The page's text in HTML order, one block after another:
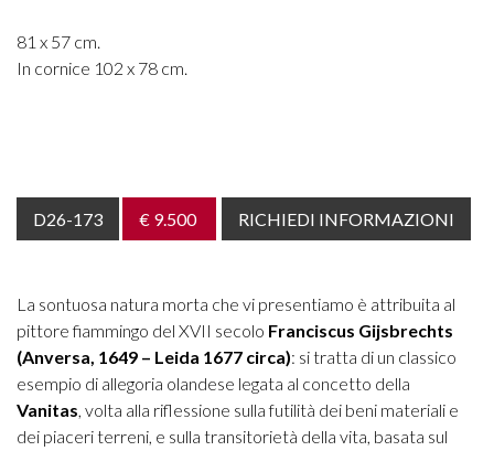
81 x 57 cm.
In cornice 102 x 78 cm.
D26-173 € 9.500 RICHIEDI INFORMAZIONI
La sontuosa natura morta che vi presentiamo è attribuita al
pittore fiammingo del XVII secolo Franciscus Gijsbrechts
(Anversa, 1649 – Leida 1677 circa): si tratta di un classico
esempio di allegoria olandese legata al concetto della
Vanitas, volta alla riflessione sulla futilità dei beni materiali e
dei piaceri terreni, e sulla transitorietà della vita, basata sul